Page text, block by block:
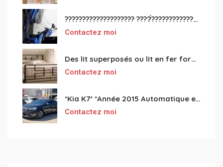
???????????????????? ????́???????????????????????????????????????? à vendre
Contactez moi
Des lit superposés ou lit en fer forgé grande classes disponible
Contactez moi
*Kia K7* *Année 2015 Automatique essence ⛽️ 4 cylindres 2.0
Contactez moi